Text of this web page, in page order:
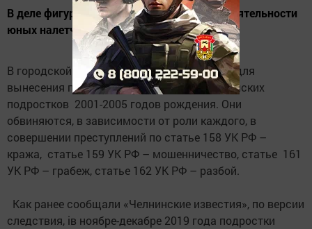
В деле фигурирует 21 эпизод преступной деятельности
юных налетчиков
В городской суд передано уголовное дело для
вынесения приговора в отношении 9 челнинских
подростков 2001-2005 годов рождения. Они
обвиняются, в зависимости от роли каждого, в
совершении преступлений по статье 158 УК РФ –
кража, статье 159 УК РФ – мошенничество, статье 161
УК РФ – грабеж, статье 162 УК РФ – разбой. ⠀
Как ранее сообщали «Челнинские известия», по версии
следствия, iв ноябре-декабре 2019 года подростки